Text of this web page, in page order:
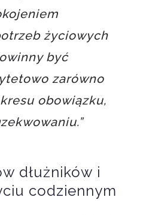
życiowych
być
zarówno
obowiązku,
dłużników i
codziennym